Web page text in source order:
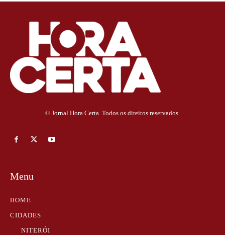
© Jornal Hora Certa. Todos os direitos reservados.
Menu
HOME
CIDADES
NITERÓI